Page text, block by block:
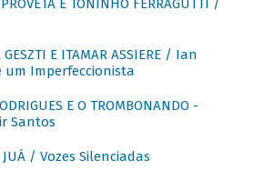
E TONINHO FERRAGUTTI /
GESZTI E ITAMAR ASSIERE / Ian
um Imperfeccionista
E O TROMBONANDO -
Santos
JUÁ / Vozes Silenciadas